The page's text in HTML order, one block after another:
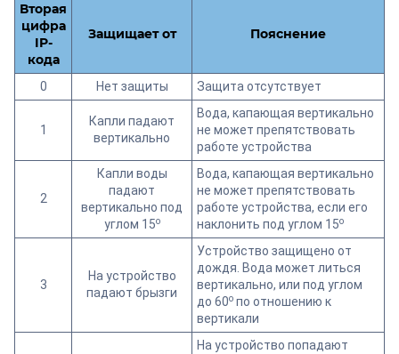
Вторая
цифра
IP-
кода
Защищает от Пояснение
0 Нет защиты Защита отсутствует
1
Капли падают
вертикально
Вода, капающая вертикально
не может препятствовать
работе устройства
2
Капли воды
падают
вертикально под
углом 15o
Вода, капающая вертикально
не может препятствовать
работе устройства, если его
наклонить под углом 15o
3
На устройство
падают брызги
Устройство защищено от
дождя. Вода может литься
вертикально, или под углом
до 60o по отношению к
вертикали
На устройство попадают